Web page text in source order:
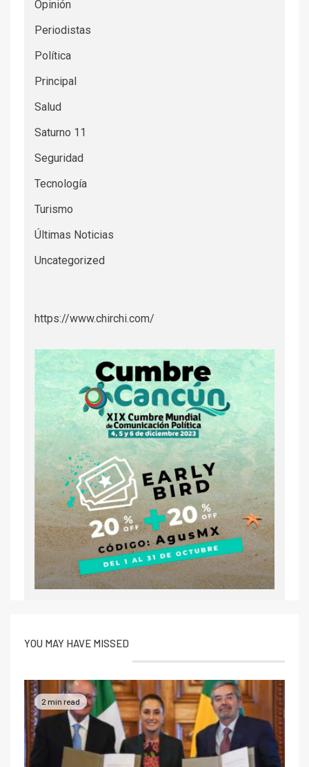
Opinión
Periodistas
Política
Principal
Salud
Saturno 11
Seguridad
Tecnología
Turismo
Últimas Noticias
Uncategorized
https://www.chirchi.com/
YOU MAY HAVE MISSED
2 min read